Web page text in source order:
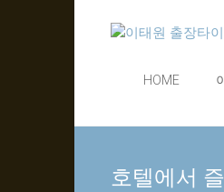
이
원
출
HOME
호텔에서